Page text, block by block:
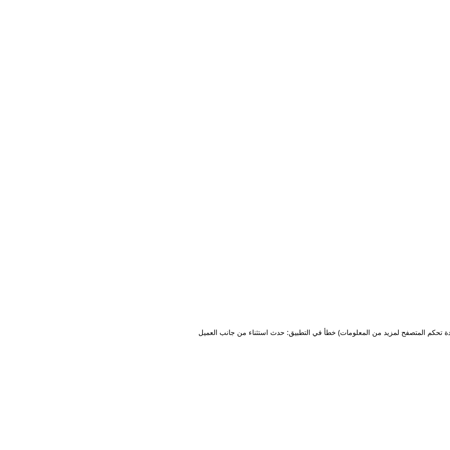
خطأ في التطبيق: حدث استثناء من جانب العميل تحكم المتصفح لمزيد من المعلومات)